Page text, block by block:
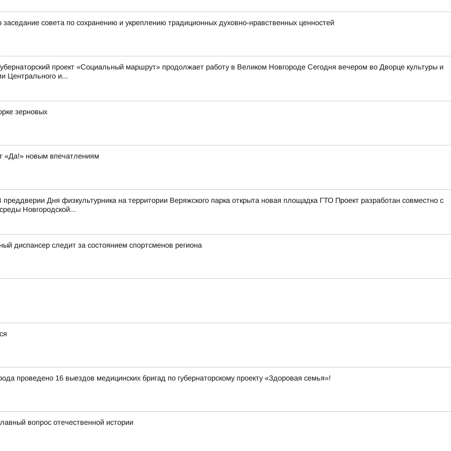
совета по сохранению и укреплению традиционных духовно-нравственных ценностей
проект «Социальный маршрут» продолжает работу в Великом Новгороде Сегодня вечером во Дворце культуры и
Центрального и...
зерновых
«Да!» новым впечатлениям
Дня физкультурника на территории Веряжского парка открыта новая площадка ГТО Проект разработан совместно с
Новгородской...
диспансер следит за состоянием спортсменов региона
проведено 16 выездов медицинских бригад по губернаторскому проекту «Здоровая семья»!
вопрос отечественной истории